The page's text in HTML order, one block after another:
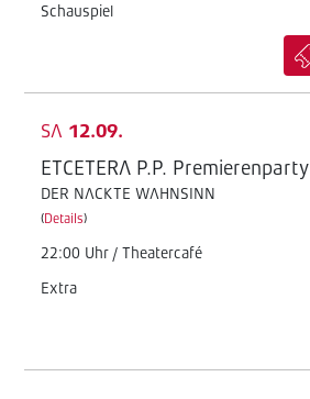
Schauspiel
SA 12.09.
ETCETERA P.P. Premierenparty
DER NACKTE WAHNSINN
(Details)
22:00 Uhr / Theatercafé
Extra